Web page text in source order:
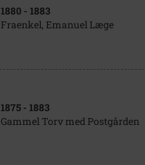
1880 - 1883
Fraenkel, Emanuel Læge
1875 - 1883
Gammel Torv med Postgården